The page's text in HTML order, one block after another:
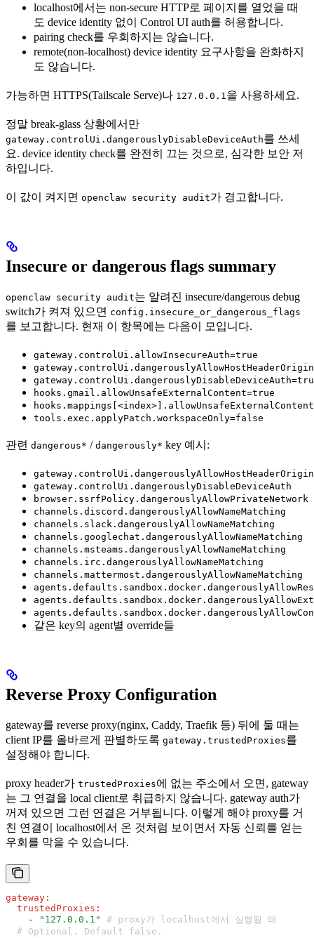
localhost에서는 non-secure HTTP로 페이지를 열었을 때
도 device identity 없이 Control UI auth를 허용합니다.
pairing check를 우회하지는 않습니다.
remote(non-localhost) device identity 요구사항을 완화하지
도 않습니다.
가능하면 HTTPS(Tailscale Serve)나 127.0.0.1 을 사용하세요.
정말 break-glass 상황에서만
gateway.controlUi.dangerouslyDisableDeviceAuth를 쓰세
요. device identity check를 완전히 끄는 것으로, 심각한 보안 저
하입니다.
이 값이 켜지면 openclaw security audit가 경고합니다.
Insecure or dangerous flags summary
openclaw security audit는 알려진 insecure/dangerous debug
switch가 켜져 있으면 config.insecure_or_dangerous_flags
를 보고합니다. 현재 이 항목에는 다음이 모입니다.
gateway.controlUi.allowInsecureAuth=true
hooks.gmail.allowUnsafeExternalContent=true
tools.exec.applyPatch.workspaceOnly=false
관련 dangerous* / dangerously* key 예시:
gateway.controlUi.dangerouslyDisableDeviceAuth
browser.ssrfPolicy.dangerouslyAllowPrivateNetwork
channels.discord.dangerouslyAllowNameMatching
channels.slack.dangerouslyAllowNameMatching
channels.googlechat.dangerouslyAllowNameMatching
channels.msteams.dangerouslyAllowNameMatching
channels.irc.dangerouslyAllowNameMatching
channels.mattermost.dangerouslyAllowNameMatching
같은 key의 agent별 override들
Reverse Proxy Configuration
gateway를 reverse proxy(nginx, Caddy, Traefik 등) 뒤에 둘 때는
client IP를 올바르게 판별하도록 gateway.trustedProxies를
설정해야 합니다.
proxy header가 trustedProxies에 없는 주소에서 오면, gateway
는 그 연결을 local client로 취급하지 않습니다. gateway auth가
꺼져 있으면 그런 연결은 거부됩니다. 이렇게 해야 proxy를 거
친 연결이 localhost에서 온 것처럼 보이면서 자동 신뢰를 얻는
우회를 막을 수 있습니다.
gateway :
  trustedProxies
:
    -
"127.0.0.1"
# proxy가 localhost에서 실행될 때
  # Optional. Default false.